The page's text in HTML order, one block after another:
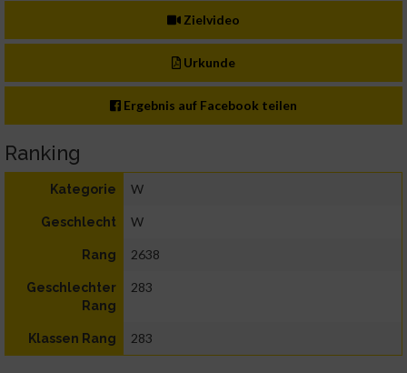
Zielvideo
Urkunde
Ergebnis auf Facebook teilen
Ranking
Kategorie W
Geschlecht W
Rang 2638
Geschlechter
Rang
283
Klassen Rang 283